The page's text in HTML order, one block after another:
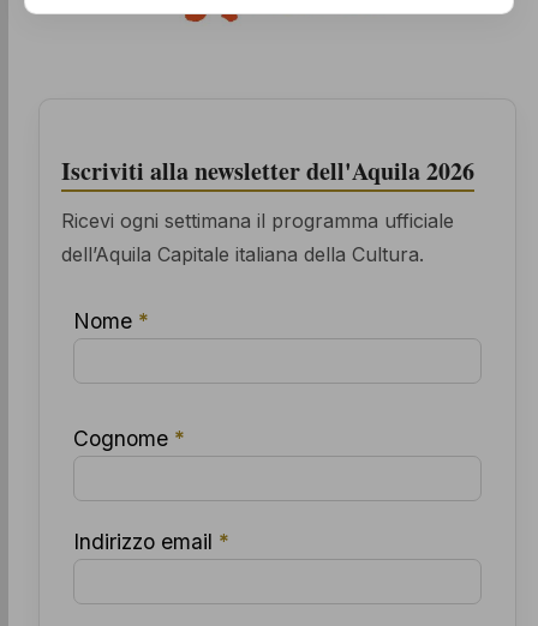
Iscriviti alla newsletter dell'Aquila 2026
Ricevi ogni settimana il programma ufficiale
dell’Aquila Capitale italiana della Cultura.
Nome *
Cognome *
Indirizzo email *